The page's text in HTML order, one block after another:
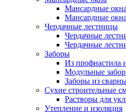
Мансардные
Мансардные
Чердачные лестницы
Чердачные
Чердачные
Заборы
Из профнастила
Модульные
Заборы из
Сухие строительные
Растворы для
Утепление и изоляция